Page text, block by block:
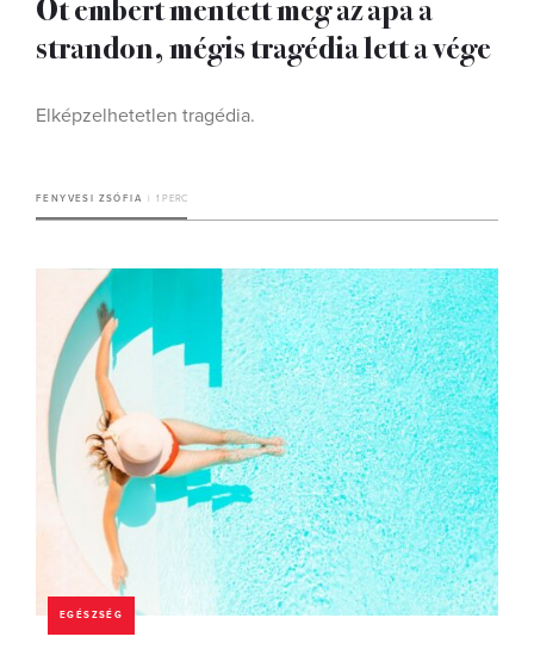
strandon, mégis tragédia lett a vége
Elképzelhetetlen tragédia.
FENYVESI ZSÓFIA 1 PERC
EGÉSZSÉG